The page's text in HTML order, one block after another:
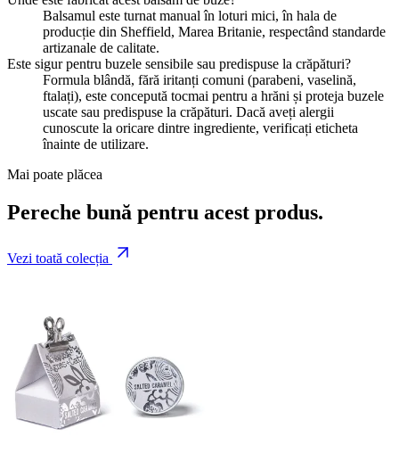
Balsamul este turnat manual în loturi mici, în hala de
producție din Sheffield, Marea Britanie, respectând standarde
artizanale de calitate.
Este sigur pentru buzele sensibile sau predispuse la crăpături?
Formula blândă, fără iritanți comuni (parabeni, vaselină,
ftalați), este concepută tocmai pentru a hrăni și proteja buzele
uscate sau predispuse la crăpături. Dacă aveți alergii
cunoscute la oricare dintre ingrediente, verificați eticheta
înainte de utilizare.
Mai poate plăcea
Pereche bună pentru acest produs.
Vezi toată colecția